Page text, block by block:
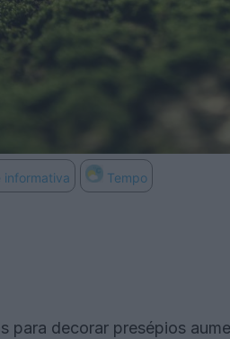
informativa Tempo
para decorar presépios